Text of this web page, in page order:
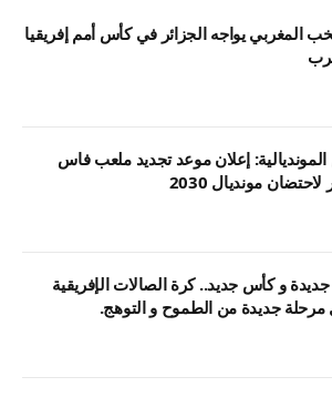
المغربي يواجه الجزائر في كأس أمم إفريقيا
إعلان موعد تجديد ملعب فاس
لاحتضان مونديال 2030
و كأس جديد.. كرة الصالات الإفريقية
مرحلة جديدة من الطموح و التوهج.